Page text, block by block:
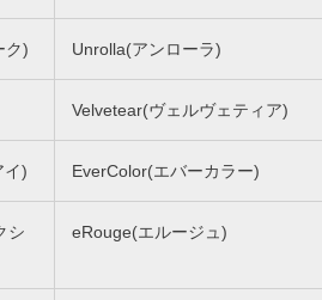
ク) Unrolla(アンローラ)
Velvetear(ヴェルヴェティア)
イ) EverColor(エバーカラー)
シ
eRouge(エルージュ)